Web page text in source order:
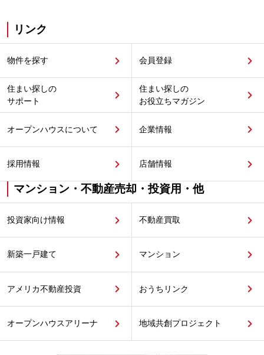
リンク
物件を探す 会員登録
住まい探しの
サポート
住まい探しの
お役立ちマガジン
オープンハウスについて 企業情報
採用情報 店舗情報
マンション・不動産売却・投資用・他
投資家向け情報 不動産買取
新築一戸建て マンション
アメリカ不動産投資 おうちリンク
オープンハウスアリーナ 地域共創プロジェクト